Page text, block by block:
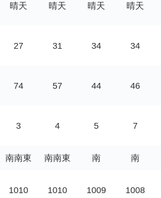
晴天 晴天 晴天 晴天
27 31 34 34
74 57 44 46
3 4 5 7
南南東 南南東 南 南
1010 1010 1009 1008